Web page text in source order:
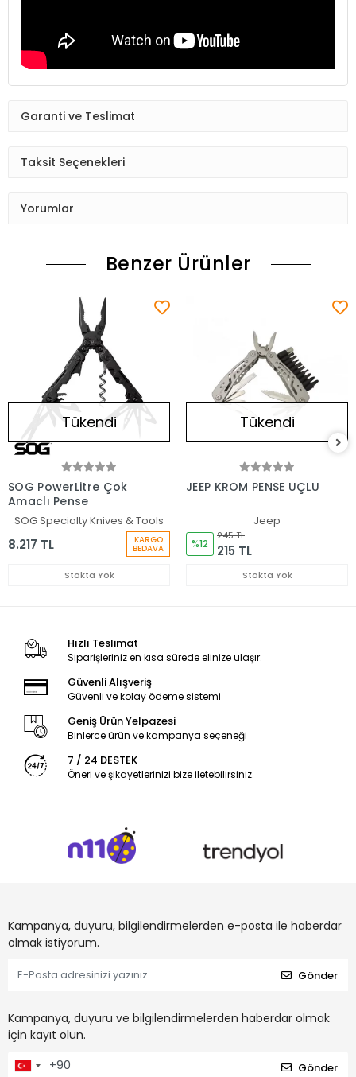
Garanti ve Teslimat
Taksit Seçenekleri
Yorumlar
Benzer Ürünler
Tükendi
SOG PowerLitre Çok
Amaçlı Pense
SOG Specialty Knives & Tools
8.217 TL KARGO
BEDAVA
Stokta Yok
Tükendi
JEEP KROM PENSE UÇLU
Jeep
%12
245 TL
215 TL
Stokta Yok
Hızlı Teslimat
Siparişleriniz en kısa sürede elinize ulaşır.
Güvenli Alışveriş
Güvenli ve kolay ödeme sistemi
Geniş Ürün Yelpazesi
Binlerce ürün ve kampanya seçeneği
7 / 24 DESTEK
Öneri ve şikayetlerinizi bize iletebilirsiniz.
Kampanya, duyuru, bilgilendirmelerden e-posta ile haberdar
olmak istiyorum.
Gönder
Kampanya, duyuru ve bilgilendirmelerden haberdar olmak
için kayıt olun.
Gönder